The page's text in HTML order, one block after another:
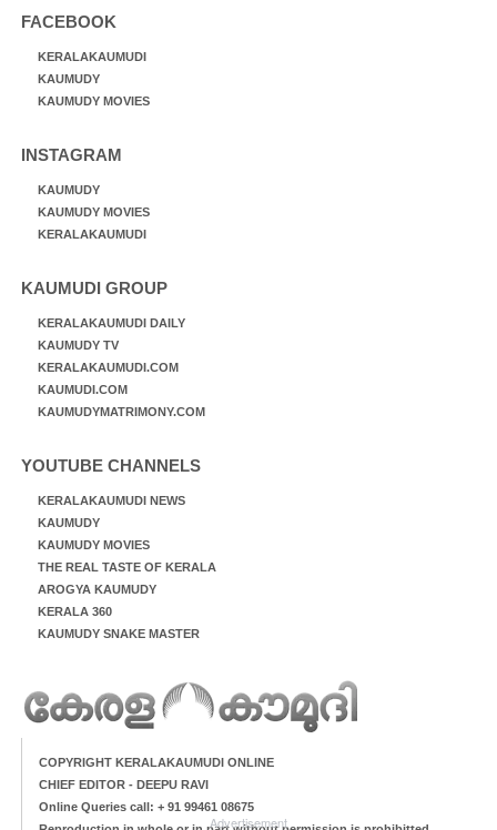
FACEBOOK
KERALAKAUMUDI
KAUMUDY
KAUMUDY MOVIES
INSTAGRAM
KAUMUDY
KAUMUDY MOVIES
KERALAKAUMUDI
KAUMUDI GROUP
KERALAKAUMUDI DAILY
KAUMUDY TV
KERALAKAUMUDI.COM
KAUMUDI.COM
KAUMUDYMATRIMONY.COM
YOUTUBE CHANNELS
KERALAKAUMUDI NEWS
KAUMUDY
KAUMUDY MOVIES
THE REAL TASTE OF KERALA
AROGYA KAUMUDY
KERALA 360
KAUMUDY SNAKE MASTER
COPYRIGHT KERALAKAUMUDI ONLINE
CHIEF EDITOR - DEEPU RAVI
Online Queries call: + 91 99461 08675
Advertisement